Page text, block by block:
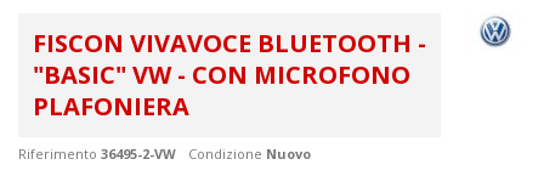
FISCON VIVAVOCE BLUETOOTH -
"BASIC" VW - CON MICROFONO
PLAFONIERA
Riferimento 36495-2-VW Condizione Nuovo